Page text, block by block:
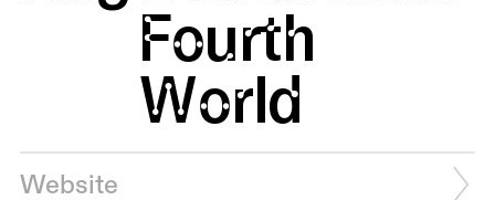
Fourth
World
Website